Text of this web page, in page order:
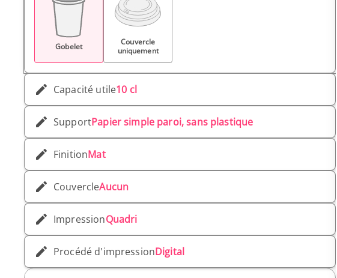
Gobelet
Couvercle
uniquement
Capacité utile10 cl
SupportPapier simple paroi, sans plastique
FinitionMat
CouvercleAucun
ImpressionQuadri
Procédé d'impressionDigital